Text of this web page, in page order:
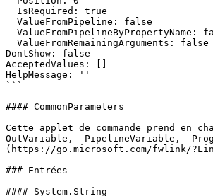
DontShow: false
AcceptedValues: []
HelpMessage: ''
```
#### CommonParameters
Cette applet de commande prend
OutVariable, -PipelineVariable, -
(https://go.microsoft.com/fwlink/
### Entrées
#### System.String